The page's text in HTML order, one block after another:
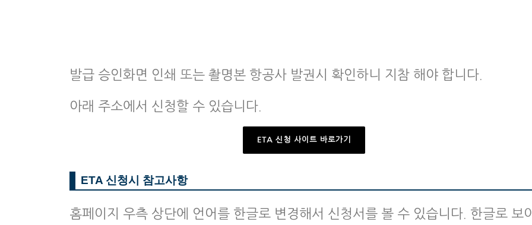
발급 승인화면 인쇄 또는 촬명본 항공사 발권시 확인하니 지참 해야 합니다.
아래 주소에서 신청할 수 있습니다.
ETA 신청 사이트 바로가기
ETA 신청시 참고사항
홈페이지 우측 상단에 언어를 한글로 변경해서 신청서를 볼 수 있습니다. 한글로 보